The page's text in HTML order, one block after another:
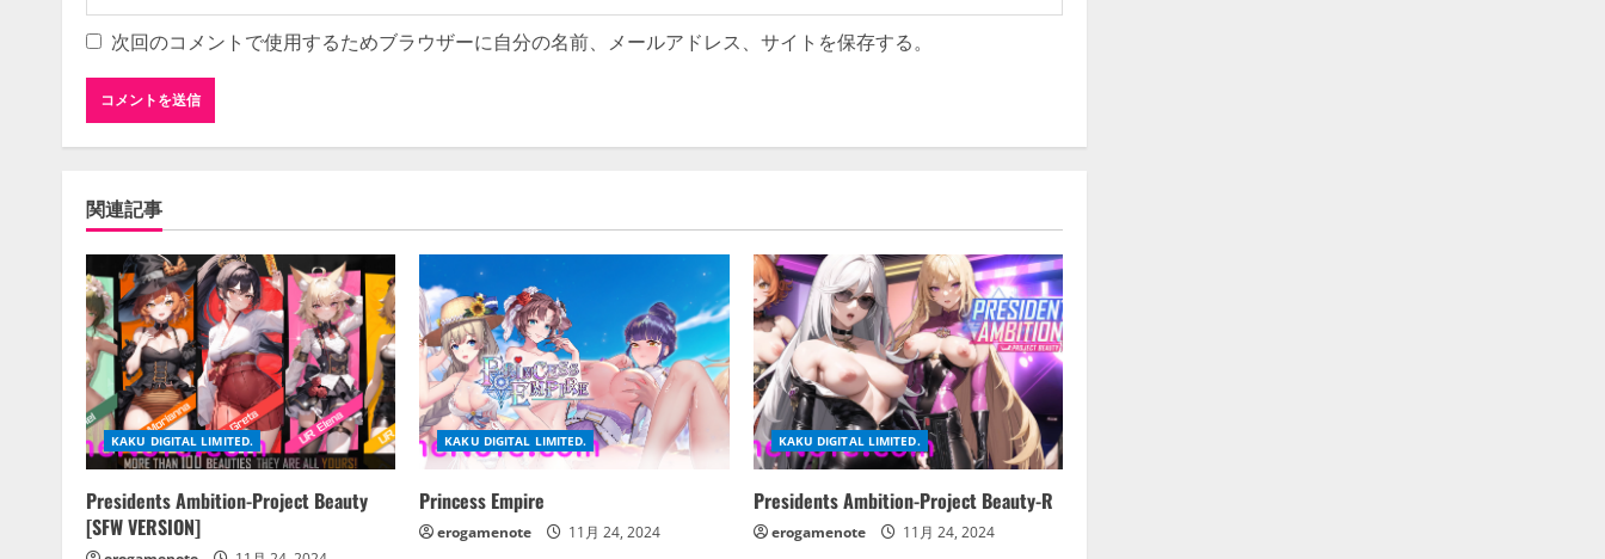
次回のコメントで使用するためブラウザーに自分の名前、メールアドレス、サイトを保存する。
関連記事
KAKU DIGITAL LIMITED.
Presidents Ambition-Project Beauty
[SFW VERSION]
KAKU DIGITAL LIMITED.
Princess Empire
erogamenote 11月 24, 2024
KAKU DIGITAL LIMITED.
Presidents Ambition-Project Beauty-R
erogamenote 11月 24, 2024